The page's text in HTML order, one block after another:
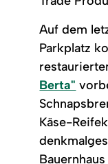
Auf dem
Parkplatz
Berta"
Käse-